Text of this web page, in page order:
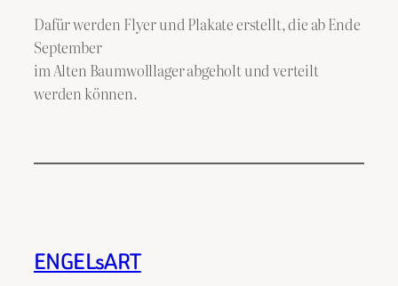
Dafür werden Flyer und Plakate erstellt, die ab Ende
September
im Alten Baumwolllager abgeholt und verteilt
werden können.
ENGELsART